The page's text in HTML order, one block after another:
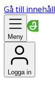
Gå till innehåll
Meny
Logga in